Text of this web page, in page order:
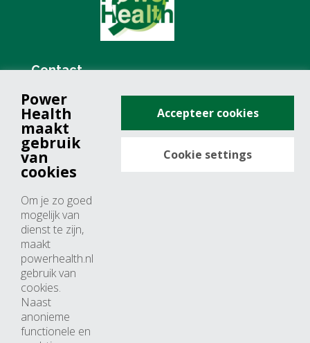
Contact
+31 (0)76 571 19 68
info@powerhealth.nl
Adresse
4817 ZH breda
Nederland
Horaires d’ouvertures
Du lundi au jeudi: 09:00 – 17:00
Vendredi: 09:00 – 15:00
Power
Health
maakt
gebruik
van
cookies
Om je zo goed
mogelijk van
dienst te zijn,
maakt
powerhealth.nl
gebruik van
cookies.
Naast
anonieme
functionele en
Accepteer cookies
Cookie settings